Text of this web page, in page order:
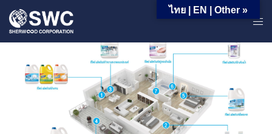
ไทย | EN | Other »